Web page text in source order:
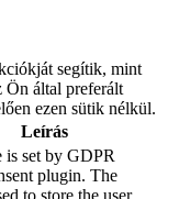
segítik, mint
Ön által preferált
ezen sütik nélkül.
Leírás
is set by GDPR
plugin. The
to store the user